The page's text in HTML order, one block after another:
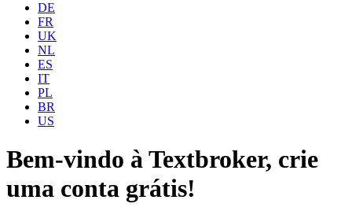
DE
FR
UK
NL
ES
IT
PL
BR
US
Bem-vindo à Textbroker, crie
uma conta grátis!